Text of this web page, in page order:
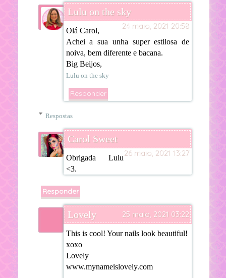
Lulu on the sky
24 maio, 2021 20:58
Olá Carol,
Achei a sua unha super estilosa de
noiva, bem diferente e bacana.
Big Beijos,
Lulu on the sky
Responder
Respostas
Carol Sweet
26 maio, 2021 13:27
Obrigada Lulu
<3.
Responder
Lovely 25 maio, 2021 03:22
This is cool! Your nails look beautiful!
xoxo
Lovely
www.mynameislovely.com